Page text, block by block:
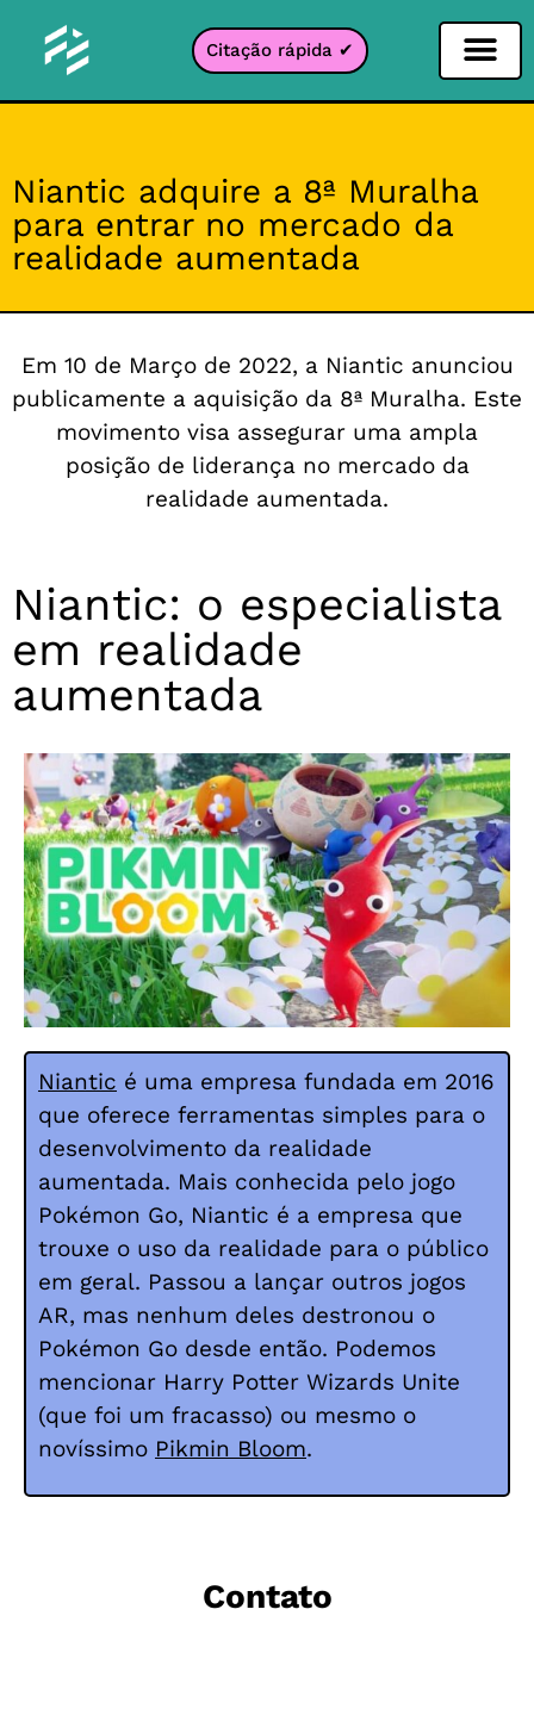
Citação rápida ✔
Niantic adquire a 8ª Muralha
para entrar no mercado da
realidade aumentada
Em 10 de Março de 2022, a Niantic anunciou
publicamente a aquisição da 8ª Muralha. Este
movimento visa assegurar uma ampla
posição de liderança no mercado da
realidade aumentada.
Niantic: o especialista
em realidade
aumentada
Niantic é uma empresa fundada em 2016
que oferece ferramentas simples para o
desenvolvimento da realidade
aumentada. Mais conhecida pelo jogo
Pokémon Go, Niantic é a empresa que
trouxe o uso da realidade para o público
em geral. Passou a lançar outros jogos
AR, mas nenhum deles destronou o
Pokémon Go desde então. Podemos
mencionar Harry Potter Wizards Unite
(que foi um fracasso) ou mesmo o
novíssimo Pikmin Bloom.
Contato